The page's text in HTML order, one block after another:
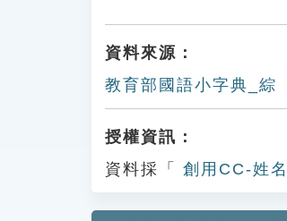
資料來源：
教育部國語小字典_綜
授權資訊：
資料採「
創用CC-姓